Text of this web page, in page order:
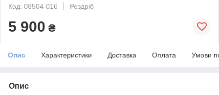
Код: 08504-016
Роздріб
5 900 ₴
Опис Характеристики Доставка Оплата Умови
Опис